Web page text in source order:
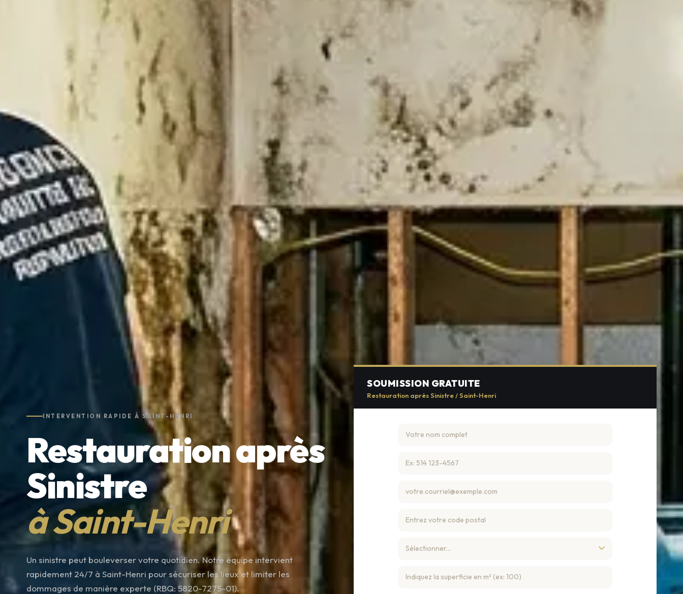
INTERVENTION RAPIDE À SAINT-HENRI
Restauration après
Sinistre
à Saint-Henri
Un sinistre peut bouleverser votre quotidien. Notre équipe intervient
rapidement 24/7 à Saint-Henri pour sécuriser les lieux et limiter les
dommages de manière experte (RBQ: 5820-7275-01).
SOUMISSION GRATUITE
Restauration après Sinistre / Saint-Henri